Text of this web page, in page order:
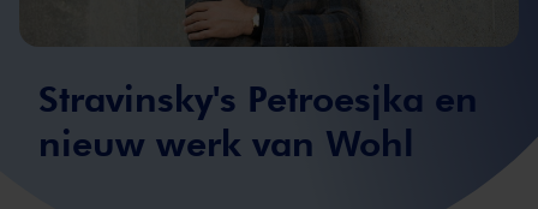
Stravinsky's Petroesjka en
nieuw werk van Wohl